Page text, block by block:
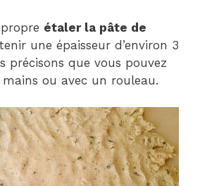
étaler la pâte de
une épaisseur d’environ 3
précisons que vous pouvez
ou avec un rouleau.